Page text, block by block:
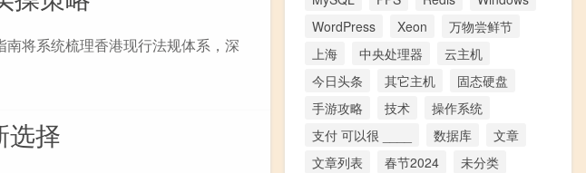
将系统梳理香港现行法规体系，深
选择
WordPress
Xeon
万物尝鲜节
上海
中央处理器
云主机
今日头条
其它主机
固态硬盘
手游攻略
技术
操作系统
支付 可以很 ____
数据库
文章
文章列表
春节2024
未分类